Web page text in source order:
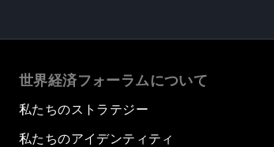
世界経済フォーラムについて
私たちのストラテジー
私たちのアイデンティティ